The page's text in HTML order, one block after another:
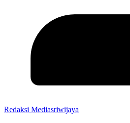
Redaksi Mediasriwijaya